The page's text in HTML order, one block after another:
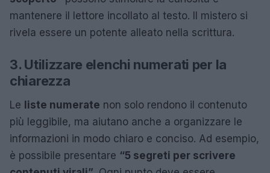
mantenere il lettore incollato al testo. Il mistero si
rivela essere un potente alleato nella scrittura.
3. Utilizzare elenchi numerati per la
chiarezza
Le liste numerate non solo rendono il contenuto
più leggibile, ma aiutano anche a organizzare le
informazioni in modo chiaro e conciso. Ad esempio,
è possibile presentare “5 segreti per scrivere